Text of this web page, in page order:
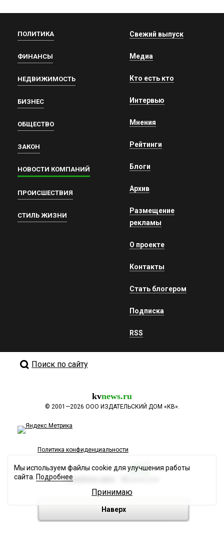
ПОЛИТИКА
ФИНАНСЫ
НЕДВИЖИМОСТЬ
БИЗНЕС
ОБЩЕСТВО
ЗАКОН
НОВОСТИ КОМПАНИЙ
ПРОИСШЕСТВИЯ
СТИЛЬ ЖИЗНИ
Свежий выпуск
Медиа
Кто есть кто
Интервью
Мнения
Рейтинги
Блоги
Архив
Размещение
рекламы
О проекте
Контакты
Стать блогером
Подписка
RSS
Поиск по сайту
kvnews.ru
© 2001—2026 ООО ИЗДАТЕЛЬСКИЙ ДОМ «КВ».
Политика конфиденциальности
Разработка сайта
Наверх
Мы используем файлы cookie для улучшения работы
сайта. Подробнее
Принимаю